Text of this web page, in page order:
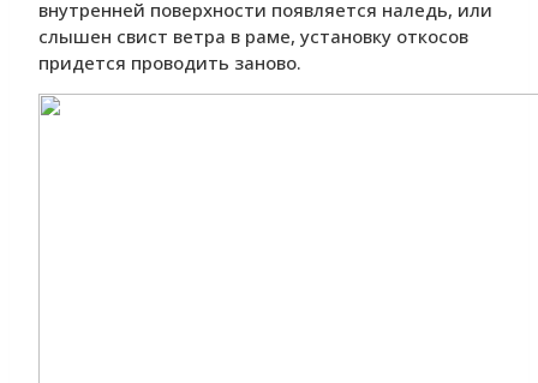
внутренней поверхности появляется наледь, или
слышен свист ветра в раме, установку откосов
придется проводить заново.